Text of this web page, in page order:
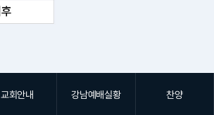
교회안내 강남예배실황 찬양